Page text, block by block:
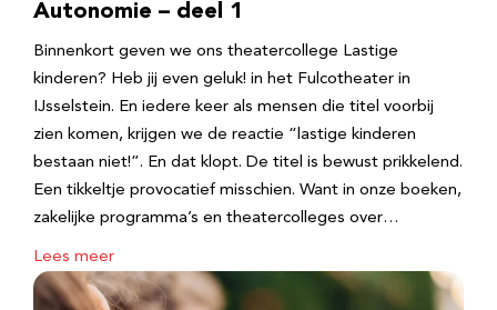
Autonomie – deel 1
Binnenkort geven we ons theatercollege Lastige
kinderen? Heb jij even geluk! in het Fulcotheater in
IJsselstein. En iedere keer als mensen die titel voorbij
zien komen, krijgen we de reactie “lastige kinderen
bestaan niet!”. En dat klopt. De titel is bewust prikkelend.
Een tikkeltje provocatief misschien. Want in onze boeken,
zakelijke programma’s en theatercolleges over…
Lees meer